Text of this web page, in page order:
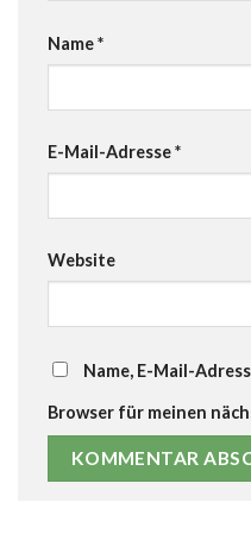
Name*
E-Mail-Adresse*
Website
Name, E-Mail-
Browser für meinen